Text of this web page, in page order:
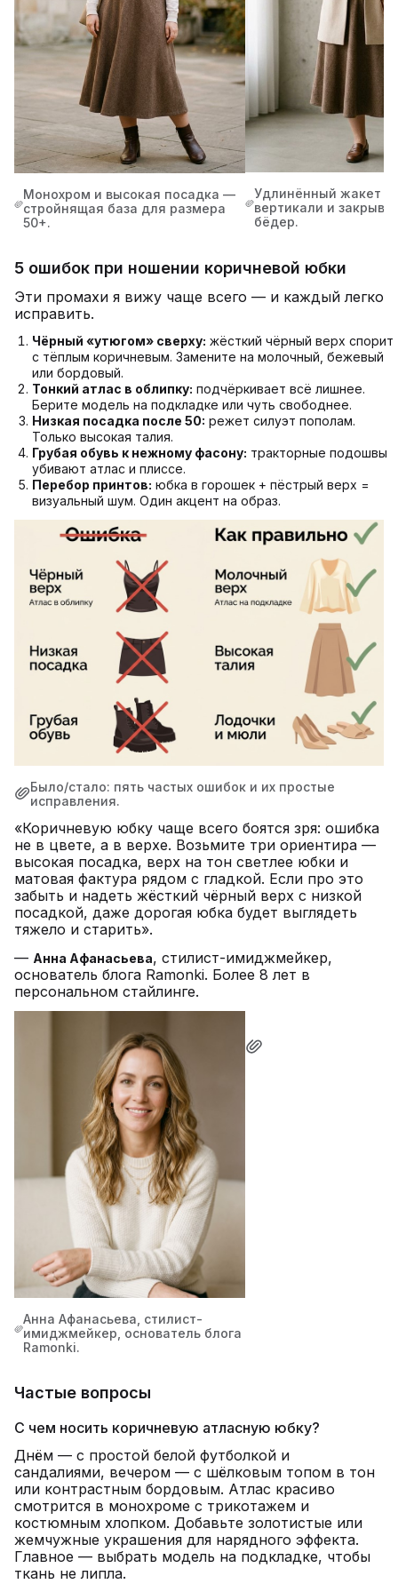
Монохром и высокая посадка —
стройнящая база для размера
50+.
Удлинённый жакет
вертикали и
бёдер.
5 ошибок при ношении коричневой юбки
Эти промахи я вижу чаще всего — и каждый легко
исправить.
Чёрный «утюгом» сверху: жёсткий чёрный верх спорит
с тёплым коричневым. Замените на молочный, бежевый
или бордовый.
Тонкий атлас в облипку: подчёркивает всё лишнее.
Берите модель на подкладке или чуть свободнее.
Низкая посадка после 50: режет силуэт пополам.
Только высокая талия.
Грубая обувь к нежному фасону: тракторные подошвы
убивают атлас и плиссе.
Перебор принтов: юбка в горошек + пёстрый верх =
визуальный шум. Один акцент на образ.
Было/стало: пять частых ошибок и их простые
исправления.
«Коричневую юбку чаще всего боятся зря: ошибка
не в цвете, а в верхе. Возьмите три ориентира —
высокая посадка, верх на тон светлее юбки и
матовая фактура рядом с гладкой. Если про это
забыть и надеть жёсткий чёрный верх с низкой
посадкой, даже дорогая юбка будет выглядеть
тяжело и старить».
— Анна Афанасьева, стилист-имиджмейкер,
основатель блога Ramonki. Более 8 лет в
персональном стайлинге.
Анна Афанасьева, стилист-
имиджмейкер, основатель блога
Ramonki.
Частые вопросы
С чем носить коричневую атласную юбку?
Днём — с простой белой футболкой и
сандалиями, вечером — с шёлковым топом в тон
или контрастным бордовым. Атлас красиво
смотрится в монохроме с трикотажем и
костюмным хлопком. Добавьте золотистые или
жемчужные украшения для нарядного эффекта.
Главное — выбрать модель на подкладке, чтобы
ткань не липла.